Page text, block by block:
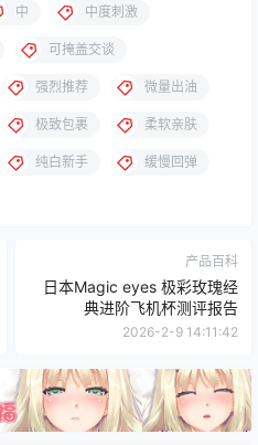
中 中度刺激
可掩盖交谈
强烈推荐 微量出油
极致包裹 柔软亲肤
纯白新手 缓慢回弹
产品百科
日本Magic eyes 极彩玫瑰经
典进阶飞机杯测评报告
2026-2-9 14:11:42